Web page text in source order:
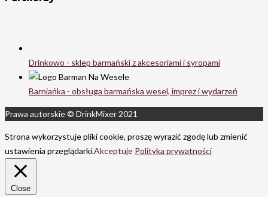
Drinkowo - sklep barmański z akcesoriami i syropami
Barniańka - obsługa barmańska wesel, imprez i wydarzeń
Prawa autorskie © DrinkMixer 2021
Strona wykorzystuje pliki cookie, proszę wyrazić zgodę lub zmienić
ustawienia przeglądarki.Akceptuje Polityka prywatności
Close